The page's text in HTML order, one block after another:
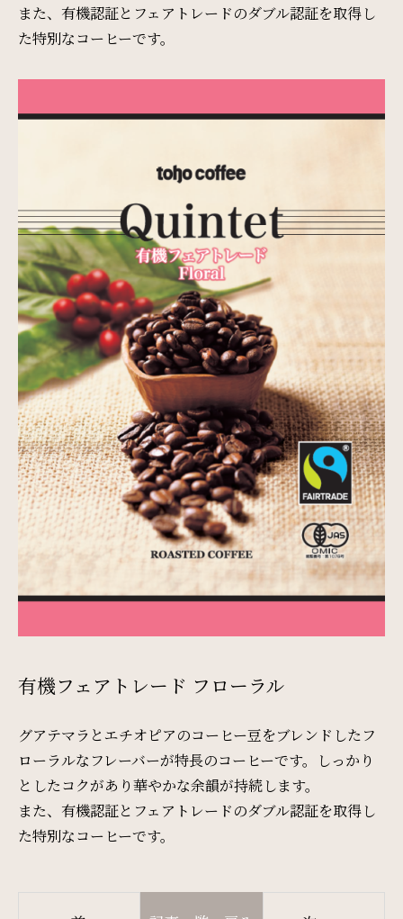
宿泊予約 航空券付き
レンタカー付き 新幹線付き
チェックイン日 - チェックアウト日
また、有機認証とフェアトレードのダブル認証を取得し
た特別なコーヒーです。
有機フェアトレード フローラル
グアテマラとエチオピアのコーヒー豆をブレンドしたフ
ローラルなフレーバーが特長のコーヒーです。しっかり
としたコクがあり華やかな余韻が持続します。
また、有機認証とフェアトレードのダブル認証を取得し
た特別なコーヒーです。